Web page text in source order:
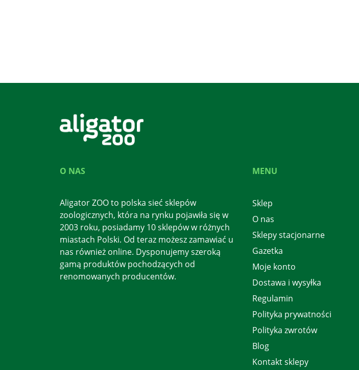
O NAS
Aligator ZOO to polska sieć sklepów
zoologicznych, która na rynku pojawiła się w
2003 roku, posiadamy 10 sklepów w różnych
miastach Polski. Od teraz możesz zamawiać u
nas również online. Dysponujemy szeroką
gamą produktów pochodzących od
renomowanych producentów.
MENU
Sklep
O nas
Sklepy stacjonarne
Gazetka
Moje konto
Dostawa i wysyłka
Regulamin
Polityka prywatności
Polityka zwrotów
Blog
Kontakt sklepy